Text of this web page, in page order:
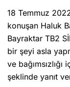
18 Temmuz
konuşan Haluk
Bayraktar TB2
bir şeyi asla
ve
şeklinde yanıt